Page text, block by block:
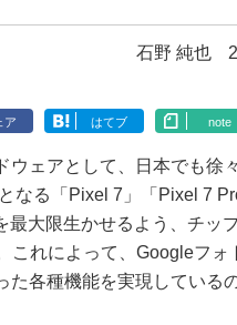
石野 純也
ア はてブ note
ェアとして、日本でも徐
なる「Pixel 7」「Pixel 7
最大限生かせるよう、チッ
これによって、Googleフォ
た各種機能を実現している